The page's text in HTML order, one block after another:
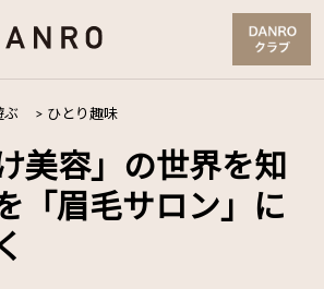
ぶ > ひとり趣味
美容」の世界を知
「眉毛サロン」に